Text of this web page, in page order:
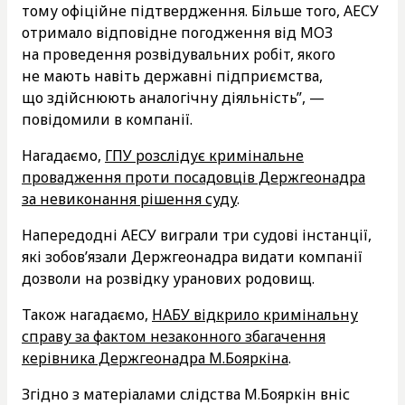
тому офіційне підтвердження. Більше того, АЕСУ
отримало відповідне погодження від МОЗ
на проведення розвідувальних робіт, якого
не мають навіть державні підприємства,
що здійснюють аналогічну діяльність”, —
повідомили в компанії.
Нагадаємо, ГПУ розслідує кримінальне
провадження проти посадовців Держгеонадра
за невиконання рішення суду.
Напередодні АЕСУ виграли три судові інстанції,
які зобов’язали Держгеонадра видати компанії
дозволи на розвідку уранових родовищ.
Також нагадаємо, НАБУ відкрило кримінальну
справу за фактом незаконного збагачення
керівника Держгеонадра М.Бояркіна.
Згідно з матеріалами слідства М.Бояркін вніс